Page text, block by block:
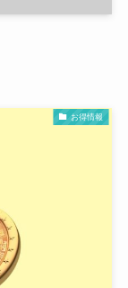
お得情報